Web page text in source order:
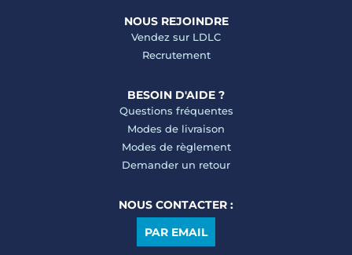
NOUS REJOINDRE
Vendez sur LDLC
Recrutement
BESOIN D'AIDE ?
Questions fréquentes
Modes de livraison
Modes de règlement
Demander un retour
NOUS CONTACTER :
PAR EMAIL